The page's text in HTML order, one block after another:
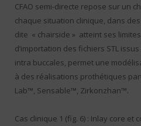
CFAO semi-directe repose sur un
chaque situation clinique, dans
dite « chairside » atteint ses
d’importation des fichiers STL
intra buccales, permet une
à des réalisations prothétiques
Lab™, Sensable™, Zirkonzhan™.
Cas clinique 1 (fig. 6) : Inlay core